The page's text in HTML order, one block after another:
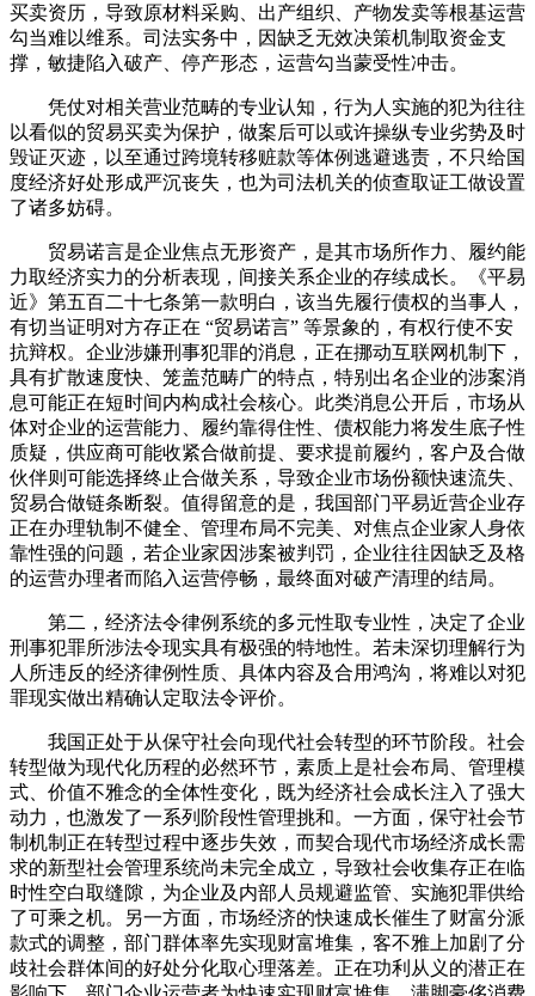
买卖资历，导致原材料采购、出产组织、产物发卖等根基运营
勾当难以维系。司法实务中，因缺乏无效决策机制取资金支
撑，敏捷陷入破产、停产形态，运营勾当蒙受性冲击。
凭仗对相关营业范畴的专业认知，行为人实施的犯为往往
以看似的贸易买卖为保护，做案后可以或许操纵专业劣势及时
毁证灭迹，以至通过跨境转移赃款等体例逃避逃责，不只给国
度经济好处形成严沉丧失，也为司法机关的侦查取证工做设置
了诸多妨碍。
贸易诺言是企业焦点无形资产，是其市场所作力、履约能
力取经济实力的分析表现，间接关系企业的存续成长。《平易
近》第五百二十七条第一款明白，该当先履行债权的当事人，
有切当证明对方存正在 “贸易诺言” 等景象的，有权行使不安
抗辩权。企业涉嫌刑事犯罪的消息，正在挪动互联网机制下，
具有扩散速度快、笼盖范畴广的特点，特别出名企业的涉案消
息可能正在短时间内构成社会核心。此类消息公开后，市场从
体对企业的运营能力、履约靠得住性、债权能力将发生底子性
质疑，供应商可能收紧合做前提、要求提前履约，客户及合做
伙伴则可能选择终止合做关系，导致企业市场份额快速流失、
贸易合做链条断裂。值得留意的是，我国部门平易近营企业存
正在办理轨制不健全、管理布局不完美、对焦点企业家人身依
靠性强的问题，若企业家因涉案被判罚，企业往往因缺乏及格
的运营办理者而陷入运营停畅，最终面对破产清理的结局。
第二，经济法令律例系统的多元性取专业性，决定了企业
刑事犯罪所涉法令现实具有极强的特地性。若未深切理解行为
人所违反的经济律例性质、具体内容及合用鸿沟，将难以对犯
罪现实做出精确认定取法令评价。
我国正处于从保守社会向现代社会转型的环节阶段。社会
转型做为现代化历程的必然环节，素质上是社会布局、管理模
式、价值不雅念的全体性变化，既为经济社会成长注入了强大
动力，也激发了一系列阶段性管理挑和。一方面，保守社会节
制机制正在转型过程中逐步失效，而契合现代市场经济成长需
求的新型社会管理系统尚未完全成立，导致社会收集存正在临
时性空白取缝隙，为企业及内部人员规避监管、实施犯罪供给
了可乘之机。另一方面，市场经济的快速成长催生了财富分派
款式的调整，部门群体率先实现财富堆集，客不雅上加剧了分
歧社会群体间的好处分化取心理落差。正在功利从义的潜正在